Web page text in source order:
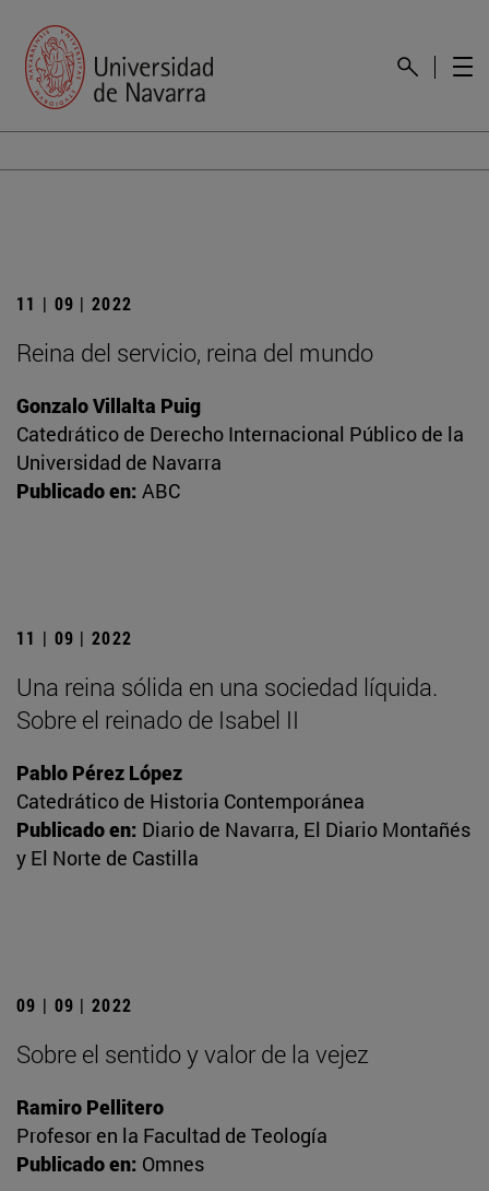
11 | 09 | 2022
Reina del servicio, reina del mundo
Gonzalo Villalta Puig
Catedrático de Derecho Internacional Público de la
Universidad de Navarra
Publicado en: ABC
11 | 09 | 2022
Una reina sólida en una sociedad líquida.
Sobre el reinado de Isabel II
Pablo Pérez López
Catedrático de Historia Contemporánea
Publicado en: Diario de Navarra, El Diario Montañés
y El Norte de Castilla
09 | 09 | 2022
Sobre el sentido y valor de la vejez
Ramiro Pellitero
Profesor en la Facultad de Teología
Publicado en: Omnes